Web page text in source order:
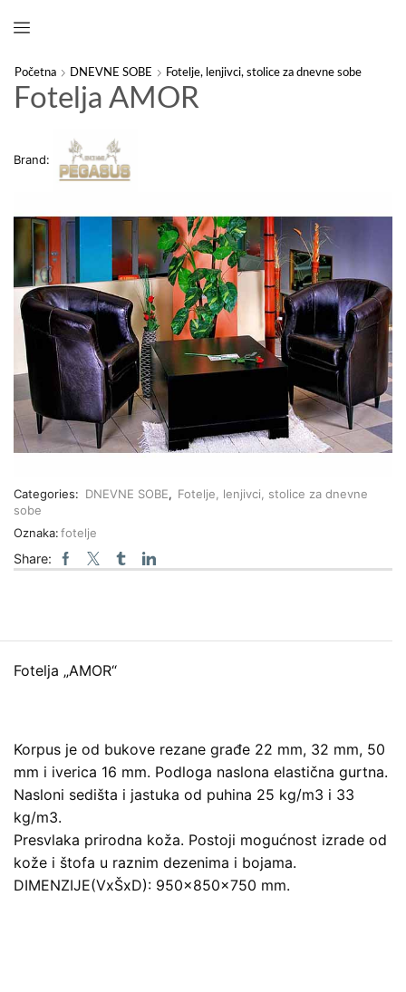
Početna DNEVNE SOBE Fotelje, lenjivci, stolice za dnevne sobe
Fotelja AMOR
Brand:
Categories: DNEVNE SOBE, Fotelje, lenjivci, stolice za dnevne
sobe
Oznaka:fotelje
Share:
Fotelja „AMOR“
Korpus je od bukove rezane građe 22 mm, 32 mm, 50
mm i iverica 16 mm. Podloga naslona elastična gurtna.
Nasloni sedišta i jastuka od puhina 25 kg/m3 i 33
kg/m3.
Presvlaka prirodna koža. Postoji mogućnost izrade od
kože i štofa u raznim dezenima i bojama.
DIMENZIJE(VxŠxD): 950x850x750 mm.